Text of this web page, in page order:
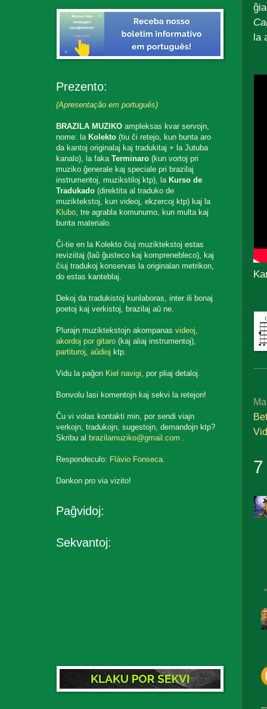
la
Prezento:
(Apresentação em português)
BRAZILA MUZIKO ampleksas kvar servojn,
nome: la Kolekto (tiu ĉi retejo, kun bunta aro
da kantoj originalaj kaj tradukitaj + la Jutuba
kanalo), la fakaTerminaro (kun vortoj pri
muziko ĝenerale kaj speciale pri brazilaj
instrumentoj, muzikstiloj ktp), la Kurso de
Tradukado (direktita al traduko de
muziktekstoj, kun videoj, ekzercoj ktp) kaj la
Klubo, tre agrabla komunumo, kun multa kaj
bunta materialo.
Ĉi-tie en la Kolekto ĉiuj muziktekstoj estas
reviziitaj (laŭ ĝusteco kaj komprenebleco), kaj
ĉiuj tradukoj konservas la originalan metrikon,
do estas kanteblaj.
Dekoj da tradukistoj kunlaboras, inter ili bonaj
poetoj kaj verkistoj, brazilaj aŭ ne.
Plurajn muziktekstojn akompanasvideoj,
akordoj por gitaro (kaj aliaj instrumentoj),
partituroj,aŭdioj ktp.
Vidu la paĝon Kiel navigi, por pliaj detaloj.
Bonvolu lasi komentojn kaj sekvi la retejon!
Ĉu vi volas kontakti min, por sendi viajn
verkojn, tradukojn, sugestojn, demandojn ktp?
Skribu al brazilamuziko@gmail.com .
Respondeculo: Flávio Fonseca.
Dankon pro via vizito!
Paĝvidoj:
Sekvantoj: